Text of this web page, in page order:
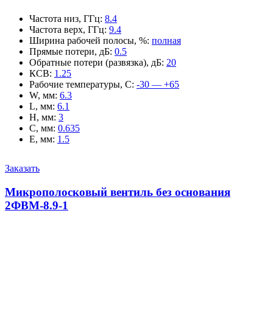
Частота низ, ГГц: 8.4
Частота верх, ГГц: 9.4
Ширина рабочей полосы, %: полная
Прямые потери, дБ: 0.5
Обратные потери (развязка), дБ: 20
КСВ: 1.25
Рабочие температуры, С: -30 — +65
W, мм: 6.3
L, мм: 6.1
H, мм: 3
C, мм: 0.635
E, мм: 1.5
Заказать
Микрополосковый вентиль без основания
2ФВМ-8.9-1